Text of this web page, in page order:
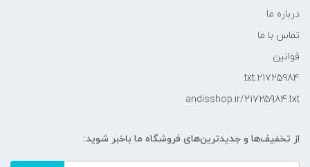
درباره ما
تماس با ما
قوانین
21725984.txt
andisshop.ir/21725984.txt
از تخفیف‌ها و جدیدترین‌های فروشگاه ما باخبر شوید: